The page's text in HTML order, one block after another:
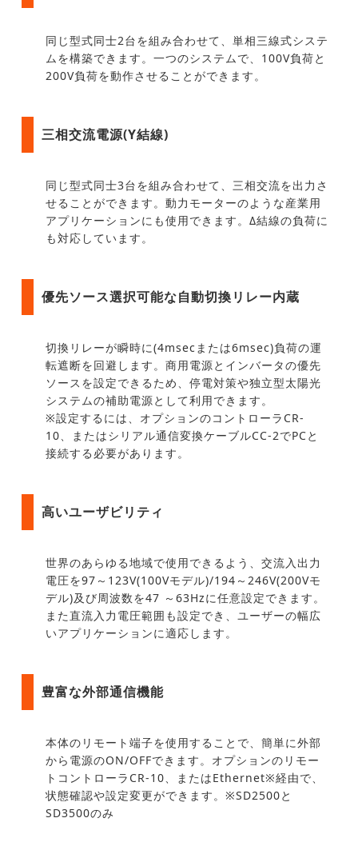
同じ型式同士2台を組み合わせて、単相三線式システ
ムを構築できます。一つのシステムで、100V負荷と
200V負荷を動作させることができます。
三相交流電源(Y結線)
同じ型式同士3台を組み合わせて、三相交流を出力さ
せることができます。動力モーターのような産業用
アプリケーションにも使用できます。Δ結線の負荷に
も対応しています。
優先ソース選択可能な自動切換リレー内蔵
切換リレーが瞬時に(4msecまたは6msec)負荷の運
転遮断を回避します。商用電源とインバータの優先
ソースを設定できるため、停電対策や独立型太陽光
システムの補助電源として利用できます。
※設定するには、オプションのコントローラCR-
10、またはシリアル通信変換ケーブルCC-2でPCと
接続する必要があります。
高いユーザビリティ
世界のあらゆる地域で使用できるよう、交流入出力
電圧を97～123V(100Vモデル)/194～246V(200Vモ
デル)及び周波数を47 ～63Hzに任意設定できます。
また直流入力電圧範囲も設定でき、ユーザーの幅広
いアプリケーションに適応します。
豊富な外部通信機能
本体のリモート端子を使用することで、簡単に外部
から電源のON/OFFできます。オプションのリモー
トコントローラCR-10、またはEthernet※経由で、
状態確認や設定変更ができます。※SD2500と
SD3500のみ